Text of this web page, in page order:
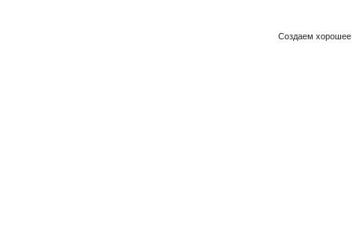
Создаем